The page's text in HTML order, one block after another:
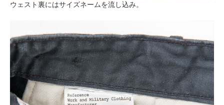
ウェスト裏にはサイズネームを流し込み。